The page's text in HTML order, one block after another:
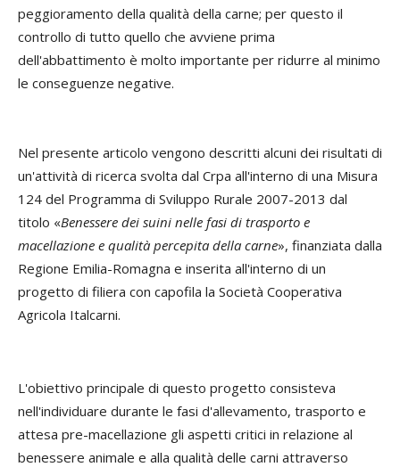
peggioramento della qualità della carne; per questo il
controllo di tutto quello che avviene prima
dell'abbattimento è molto importante per ridurre al minimo
le conseguenze negative.
Nel presente articolo vengono descritti alcuni dei risultati di
un'attività di ricerca svolta dal Crpa all'interno di una Misura
124 del Programma di Sviluppo Rurale 2007-2013 dal
titolo «Benessere dei suini nelle fasi di trasporto e
macellazione e qualità percepita della carne», finanziata dalla
Regione Emilia-Romagna e inserita all'interno di un
progetto di filiera con capofila la Società Cooperativa
Agricola Italcarni.
L'obiettivo principale di questo progetto consisteva
nell'individuare durante le fasi d'allevamento, trasporto e
attesa pre-macellazione gli aspetti critici in relazione al
benessere animale e alla qualità delle carni attraverso